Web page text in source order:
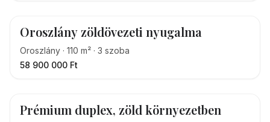
Oroszlány zöldövezeti nyugalma
Oroszlány · 110 m² · 3 szoba
58 900 000 Ft
Prémium duplex, zöld környezetben